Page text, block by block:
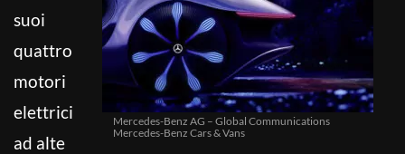
Mercedes-Benz AG – Global Communications
Mercedes-Benz Cars & Vans
suoi
quattro
motori
elettrici
ad alte